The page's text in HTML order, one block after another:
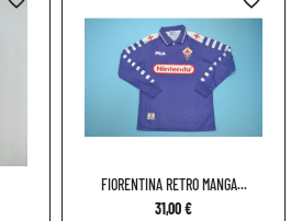
FIORENTINA RETRO MANGA...
31,00 €